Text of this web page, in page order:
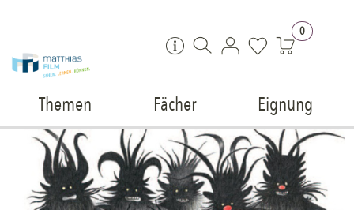
0
Themen Fächer Eignung